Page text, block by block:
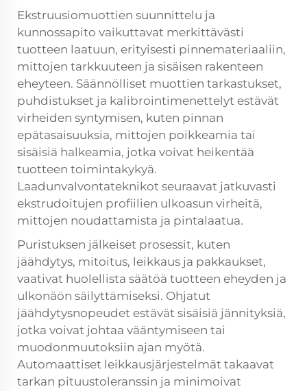
Ekstruusiomuottien suunnittelu ja
kunnossapito vaikuttavat merkittävästi
tuotteen laatuun, erityisesti pinnemateriaaliin,
mittojen tarkkuuteen ja sisäisen rakenteen
eheyteen. Säännölliset muottien tarkastukset,
puhdistukset ja kalibrointimenettelyt estävät
virheiden syntymisen, kuten pinnan
epätasaisuuksia, mittojen poikkeamia tai
sisäisiä halkeamia, jotka voivat heikentää
tuotteen toimintakykyä.
Laadunvalvontateknikot seuraavat jatkuvasti
ekstrudoitujen profiilien ulkoasun virheitä,
mittojen noudattamista ja pintalaatua.
Puristuksen jälkeiset prosessit, kuten
jäähdytys, mitoitus, leikkaus ja pakkaukset,
vaativat huolellista säätöä tuotteen eheyden ja
ulkonäön säilyttämiseksi. Ohjatut
jäähdytysnopeudet estävät sisäisiä jännityksiä,
jotka voivat johtaa vääntymiseen tai
muodonmuutoksiin ajan myötä.
Automaattiset leikkausjärjestelmät takaavat
tarkan pituustoleranssin ja minimoivat